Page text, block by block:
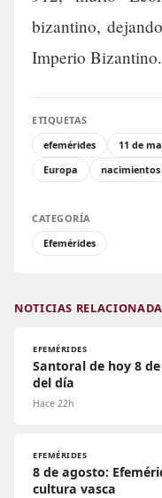
bizantino,
Imperio Bizantino.
ETIQUETAS
efemérides
11 de
Europa
nacimientos
CATEGORÍA
Efemérides
NOTICIAS
EFEMÉRIDES
Santoral de hoy 8
del día
Hace 22h
EFEMÉRIDES
8 de agosto:
cultura vasca